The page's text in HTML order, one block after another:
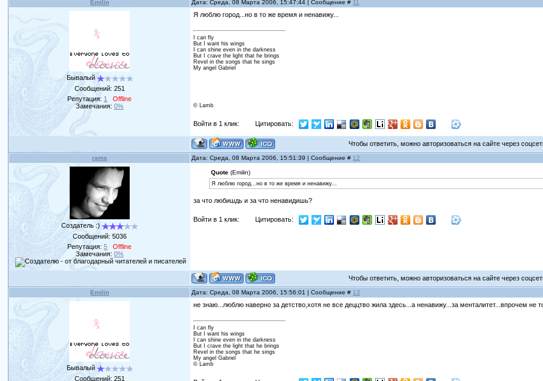
Emilin Дата: Среда, 08 Марта 2006, 15:47:44 | Сообщение # 11
Бывалый
Сообщений: 251
Репутация: 1
Offline
Замечания: 0%
Я люблю город...но в то же время и ненавижу...
I can fly
But I want his wings
I can shine even in the darkness
But I crave the light that he brings
Revel in the songs that he sings
My angel Gabriel
© Lamb
Войти в 1 клик: Цитировать:
Чтобы ответить, можно авторизоваться на сайте через
rams Дата: Среда, 08 Марта 2006, 15:51:39 | Сообщение # 12
Создатель :)
Сообщений: 5036
Репутация:5
Offline
Замечания: 0%
Quote (Emilin)
Я люблю город...но в то же время и ненавижу...
за что любишдь и за что ненавидишь?
Войти в 1 клик: Цитировать:
Чтобы ответить, можно авторизоваться на сайте через
Emilin Дата: Среда, 08 Марта 2006, 15:56:01 | Сообщение # 13
Бывалый
Сообщений: 251
не знаю...люблю наверно за детство,хотя не все деццтво жила здесь...а ненавижу...за менталитет...впрочем не
I can fly
But I want his wings
I can shine even in the darkness
But I crave the light that he brings
Revel in the songs that he sings
My angel Gabriel
© Lamb